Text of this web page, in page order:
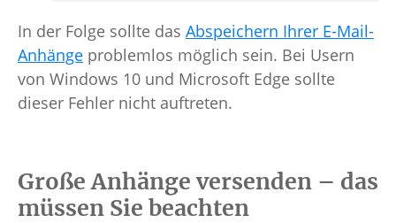
In der Folge sollte das Abspeichern Ihrer E-Mail-
Anhänge problemlos möglich sein. Bei Usern
von Windows 10 und Microsoft Edge sollte
dieser Fehler nicht auftreten.
Große Anhänge versenden – das
müssen Sie beachten